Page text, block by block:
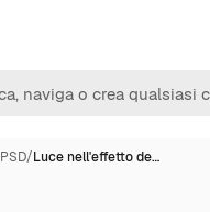
PSD/Luce nell'effetto de…